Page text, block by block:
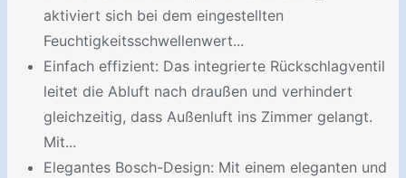
aktiviert sich bei dem eingestellten
Feuchtigkeitsschwellenwert...
Einfach effizient: Das integrierte Rückschlagventil
leitet die Abluft nach draußen und verhindert
gleichzeitig, dass Außenluft ins Zimmer gelangt.
Mit...
Elegantes Bosch-Design: Mit einem eleganten und